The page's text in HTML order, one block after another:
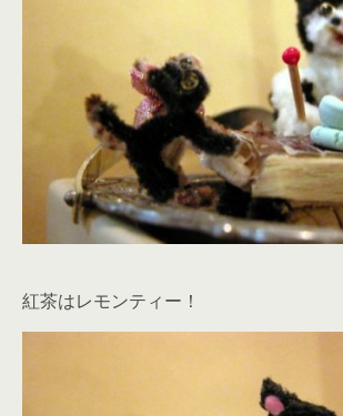
紅茶はレモンティー！